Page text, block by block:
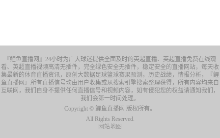
『鲤鱼直播网』24小时为广大球迷提供全面及时的英超直播、英超直播免费在线观
看、英超直播视频高清无插件，完全绿色安全无插件，稳定安全的直播网站，每天收
集最新的体育直播资讯，原创大数据足球篮球赛果预测，历史战绩，情报分析，『鲤
鱼直播网』所有直播信号均由用户收集或从搜索引擎搜索整理获得，所有内容均来自
互联网，我们自身不提供任何直播信号和视频内容，如有侵犯您的权益请通知我们，
我们会第一时间处理。
Copyright © 鲤鱼直播网 版权所有。
All Rights Reserved.
网站地图